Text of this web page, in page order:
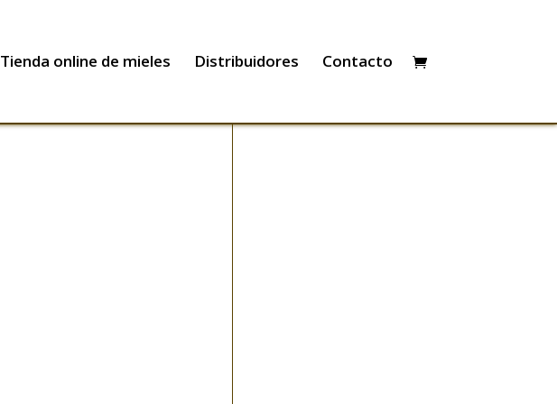
Tienda online de mieles Distribuidores Contacto